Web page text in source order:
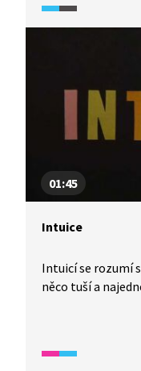
a vlastních hranic.
01:45
Intuice
Intuicí se rozumí
něco tuší a